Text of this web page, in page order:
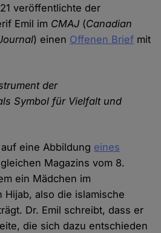
veröffentlichte der
Emil im CMAJ (Canadian
) einen Offenen Brief mit
der
Symbol für Vielfalt und
eine Abbildung eines
Magazins vom 8.
ein Mädchen im
Hijab, also die islamische
Dr. Emil schreibt, dass er
die sich dazu entschieden